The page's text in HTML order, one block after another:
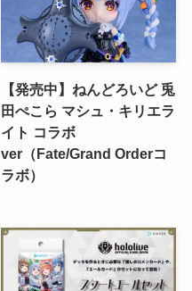
【発売中】ねんどろいど 兎
田ぺこら マシュ・キリエラ
イト コラボ
ver（Fate/Grand Orderコ
ラボ）